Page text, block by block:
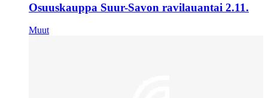
Osuuskauppa Suur-Savon ravilauantai 2.11.
Muut